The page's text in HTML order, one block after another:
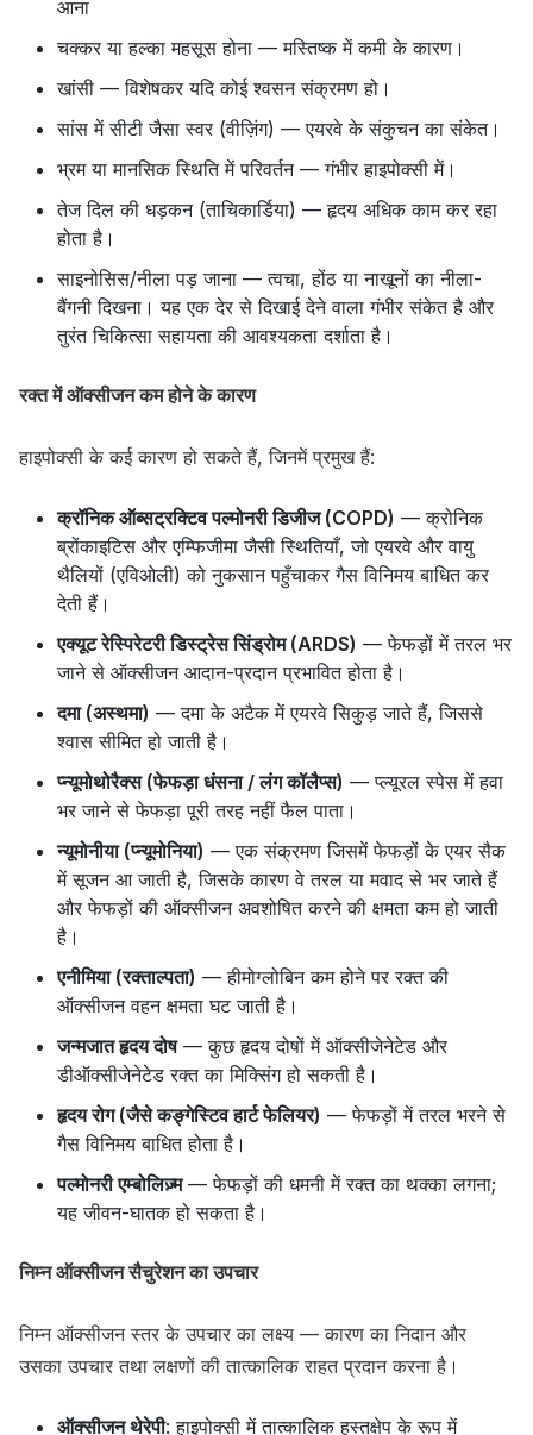
आना
चक्कर या हल्का महसूस होना — मस्तिष्क में कमी के कारण।
खांसी — विशेषकर यदि कोई श्वसन संक्रमण हो।
सांस में सीटी जैसा स्वर (वीज़िंग) — एयरवे के संकुचन का संकेत।
भ्रम या मानसिक स्थिति में परिवर्तन — गंभीर हाइपोक्सी में।
तेज दिल की धड़कन (ताचिकार्डिया) — हृदय अधिक काम कर रहा
होता है।
साइनोसिस/नीला पड़ जाना — त्वचा, होंठ या नाखूनों का नीला-
बैंगनी दिखना। यह एक देर से दिखाई देने वाला गंभीर संकेत है और
तुरंत चिकित्सा सहायता की आवश्यकता दर्शाता है।
रक्त में ऑक्सीजन कम होने के कारण
हाइपोक्सी के कई कारण हो सकते हैं, जिनमें प्रमुख हैं:
क्रॉनिक ऑब्सट्रक्टिव पल्मोनरी डिजीज (COPD) — क्रोनिक
ब्रोंकाइटिस और एम्फिजीमा जैसी स्थितियाँ, जो एयरवे और वायु
थैलियों (एविओली) को नुकसान पहुँचाकर गैस विनिमय बाधित कर
देती हैं।
एक्यूट रेस्पिरेटरी डिस्ट्रेस सिंड्रोम (ARDS) — फेफड़ों में तरल भर
जाने से ऑक्सीजन आदान-प्रदान प्रभावित होता है।
दमा (अस्थमा) — दमा के अटैक में एयरवे सिकुड़ जाते हैं, जिससे
श्वास सीमित हो जाती है।
प्न्यूमोथोरैक्स (फेफड़ा धंसना / लंग कॉलैप्स) — प्ल्यूरल स्पेस में हवा
भर जाने से फेफड़ा पूरी तरह नहीं फैल पाता।
न्यूमोनीया (प्न्यूमोनिया) — एक संक्रमण जिसमें फेफड़ों के एयर सैक
में सूजन आ जाती है, जिसके कारण वे तरल या मवाद से भर जाते हैं
और फेफड़ों की ऑक्सीजन अवशोषित करने की क्षमता कम हो जाती
है।
एनीमिया (रक्ताल्पता) — हीमोग्लोबिन कम होने पर रक्त की
ऑक्सीजन वहन क्षमता घट जाती है।
जन्मजात हृदय दोष— कुछ हृदय दोषों में ऑक्सीजेनेटेड और
डीऑक्सीजेनेटेड रक्त का मिक्सिंग हो सकती है।
हृदय रोग (जैसे कङ्गेस्टिव हार्ट फेलियर) — फेफड़ों में तरल भरने से
गैस विनिमय बाधित होता है।
पल्मोनरी एम्बोलिज़्म— फेफड़ों की धमनी में रक्त का थक्का लगना;
यह जीवन-घातक हो सकता है।
निम्न ऑक्सीजन सैचुरेशन का उपचार
निम्न ऑक्सीजन स्तर के उपचार का लक्ष्य — कारण का निदान और
उसका उपचार तथा लक्षणों की तात्कालिक राहत प्रदान करना है।
ऑक्सीजन थेरेपी: हाइपोक्सी में तात्कालिक हस्तक्षेप के रूप में